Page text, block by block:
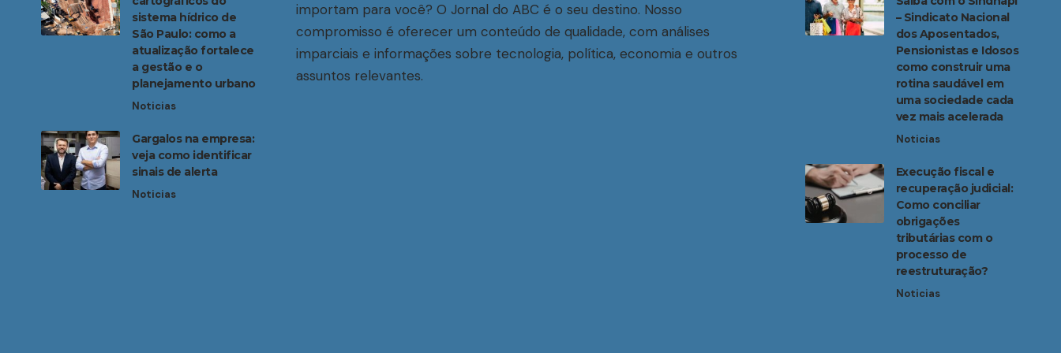
sistema hídrico de
São Paulo: como a
atualização fortalece
a gestão e o
planejamento urbano
Noticias
Gargalos na empresa:
veja como identificar
sinais de alerta
Noticias
importam para você? O Jornal do ABC é o seu destino. Nosso
compromisso é oferecer um conteúdo de qualidade, com análises
imparciais e informações sobre tecnologia, política, economia e outros
assuntos relevantes.
– Sindicato Nacional
dos Aposentados,
Pensionistas e Idosos
como construir uma
rotina saudável em
uma sociedade cada
vez mais acelerada
Noticias
Execução fiscal e
recuperação judicial:
Como conciliar
obrigações
tributárias com o
processo de
reestruturação?
Noticias